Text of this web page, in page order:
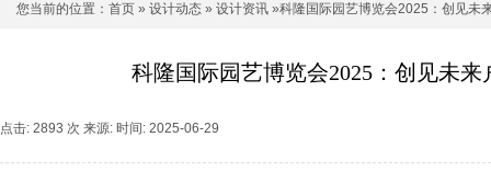
您当前的位置： 首页 » 设计动态 » 设计资讯 »科隆国际园艺博览会2025：创见未
科隆国际园艺博览会2025：创见未来
点击: 2893 次 来源: 时间: 2025-06-29